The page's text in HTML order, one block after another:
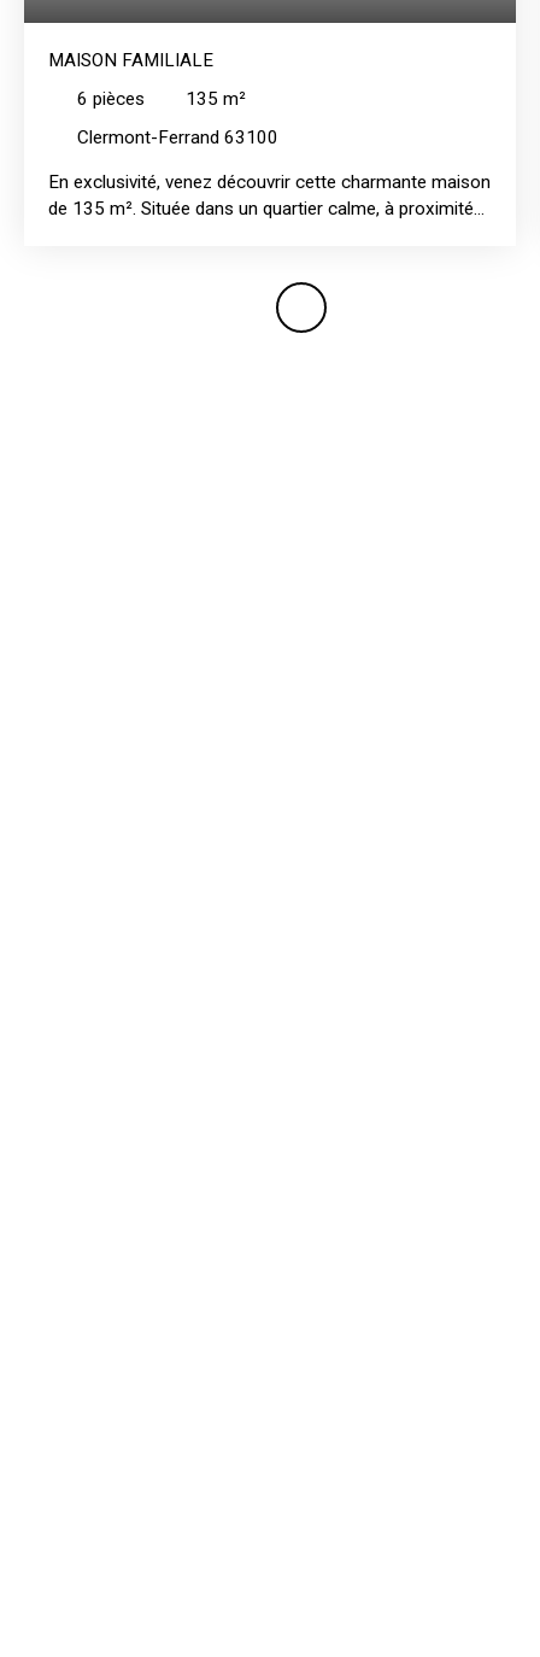
MAISON FAMILIALE
6 pièces 135 m²
Clermont-Ferrand 63100
En exclusivité, venez découvrir cette charmante maison
de 135 m². Située dans un quartier calme, à proximité
cuisine indépendante, pouvant être ouverte sur le salon
pour créer un grand espace de vie. Avec ses 5